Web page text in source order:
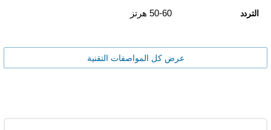
التردد 50-60 هرتز
عرض كل المواصفات التقنية